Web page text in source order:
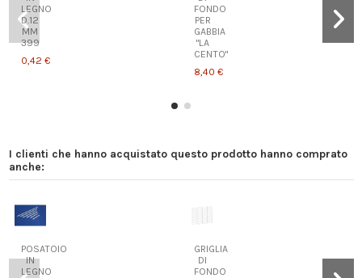
LEGNO
D.12
MM
399
0,42 €
FONDO
PER
GABBIA
"LA
CENTO"
8,40 €
BUSTINA
8
TERMINALI
PUNTA
D.12
PER
1,79 €
I clienti che hanno acquistato questo prodotto hanno comprato
anche:
POSATOIO
IN
LEGNO
GRIGLIA
DI
FONDO